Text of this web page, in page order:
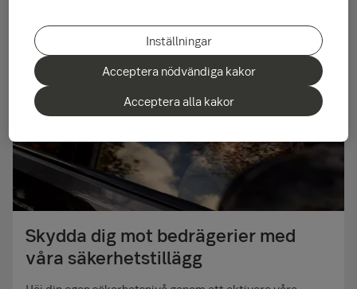
Skydda dig mot bedrägerier med
våra säkerhetstillägg
Inställningar
Acceptera nödvändiga kakor
Acceptera alla kakor